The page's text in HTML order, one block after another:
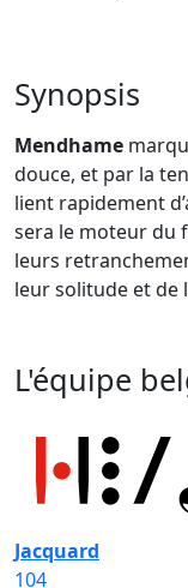
Synopsis
Mendhame
douce, et par la
lient rapidement
sera le moteur du
leurs
leur solitude et de
L'équipe
Jacquard
104